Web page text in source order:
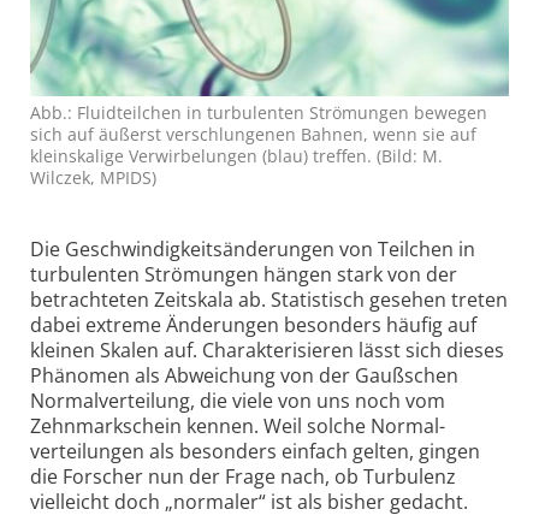
Abb.: Fluidteilchen in turbulenten Strömungen bewegen
sich auf äußerst verschlungenen Bahnen, wenn sie auf
kleinskalige Verwirbelungen (blau) treffen. (Bild: M.
Wilczek, MPIDS)
Die Geschwindigkeitsänderungen von Teilchen in
turbulenten Strömungen hängen stark von der
betrachteten Zeitskala ab. Statistisch gesehen treten
dabei extreme Änderungen besonders häufig auf
kleinen Skalen auf. Charakterisieren lässt sich dieses
Phänomen als Abweichung von der Gaußschen
Normal­verteilung, die viele von uns noch vom
Zehnmarkschein kennen. Weil solche Normal­
verteilungen als besonders einfach gelten, gingen
die Forscher nun der Frage nach, ob Turbulenz
vielleicht doch „normaler“ ist als bisher gedacht.